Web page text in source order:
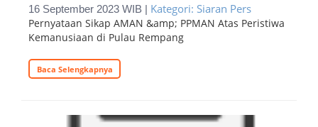
16 September 2023 WIB | Kategori: Siaran Pers
Pernyataan Sikap AMAN &amp; PPMAN Atas Peristiwa
Kemanusiaan di Pulau Rempang
Baca Selengkapnya